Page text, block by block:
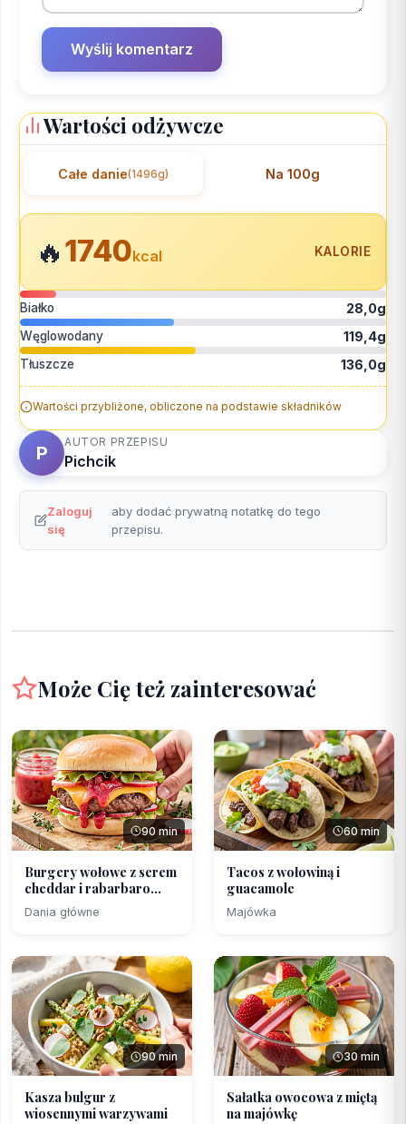
Wartości odżywcze
Całe danie(1496g) Na 100g
🔥1740kcal KALORIE
Białko 28,0g
Węglowodany 119,4g
Tłuszcze 136,0g
Wartości przybliżone, obliczone na podstawie składników
P
AUTOR PRZEPISU
Pichcik
Zaloguj
się
aby dodać prywatną notatkę do tego
przepisu.
Może Cię też zainteresować
90 min
Burgery wołowe z serem
cheddar i rabarbaro...
Dania główne
60 min
Tacos z wołowiną i
guacamole
Majówka
90 min
Kasza bulgur z
wiosennymi warzywami
30 min
Sałatka owocowa z miętą
na majówkę